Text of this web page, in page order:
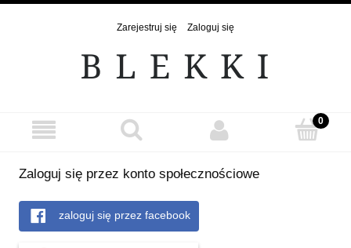
Zarejestruj się Zaloguj się
Zaloguj się przez konto społecznościowe
zaloguj się przez facebook